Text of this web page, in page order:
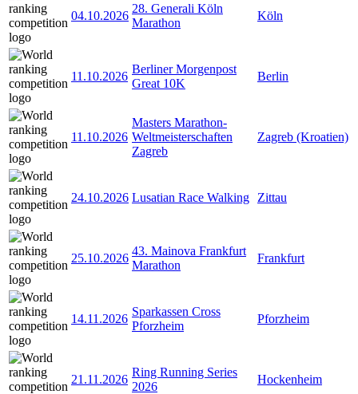
04.10.2026
28. Generali Köln
Marathon
Köln
11.10.2026
Berliner Morgenpost
Great 10K
Berlin
11.10.2026
Masters Marathon-
Weltmeisterschaften
Zagreb
Zagreb (Kroatien)
24.10.2026 Lusatian Race Walking Zittau
25.10.2026
43. Mainova Frankfurt
Marathon
Frankfurt
14.11.2026
Sparkassen Cross
Pforzheim
Pforzheim
21.11.2026
Ring Running Series
2026
Hockenheim